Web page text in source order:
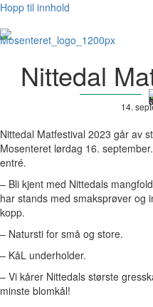
Hopp til innhold
Nittedal
14.
Nittedal Matfestival 2023 går av
Mosenteret lørdag 16.
entré.
– Bli kjent med Nittedals
har stands med smaksprøver og
kopp.
– Natursti for små og store.
– KåL underholder.
– Vi kårer Nittedals største
minste blomkål!